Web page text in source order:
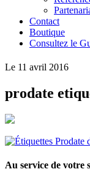
Contact
Boutique
Consultez le
Le 11 avril 2016
prodate
Au service de votre